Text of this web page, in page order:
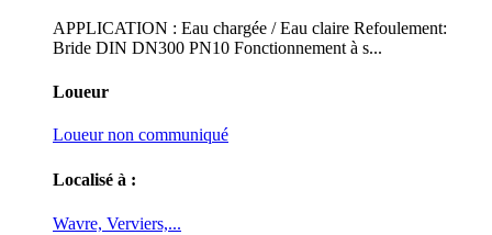
APPLICATION : Eau chargée / Eau claire Refoulement:
Bride DIN DN300 PN10 Fonctionnement à s...
Loueur
Loueur non communiqué
Localisé à :
Wavre, Verviers,...